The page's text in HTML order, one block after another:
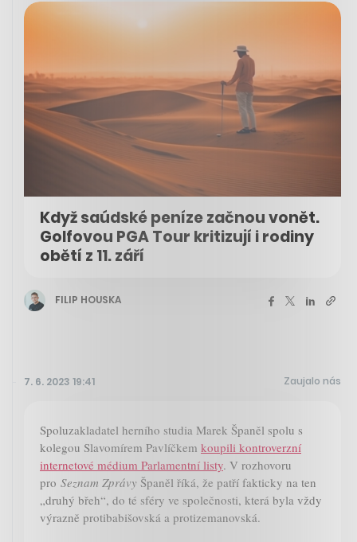
Když saúdské peníze začnou vonět.
Golfovou PGA Tour kritizují i rodiny
obětí z 11. září
FILIP HOUSKA
7. 6. 2023 19:41 Zaujalo nás
Spoluzakladatel herního studia Marek Španěl spolu s
kolegou Slavomírem Pavlíčkem koupili kontroverzní
internetové médium Parlamentní listy. V rozhovoru
pro Seznam Zprávy Španěl říká, že patří fakticky na ten
„druhý břeh“, do té sféry ve společnosti, která byla vždy
výrazně protibabišovská a protizemanovská.